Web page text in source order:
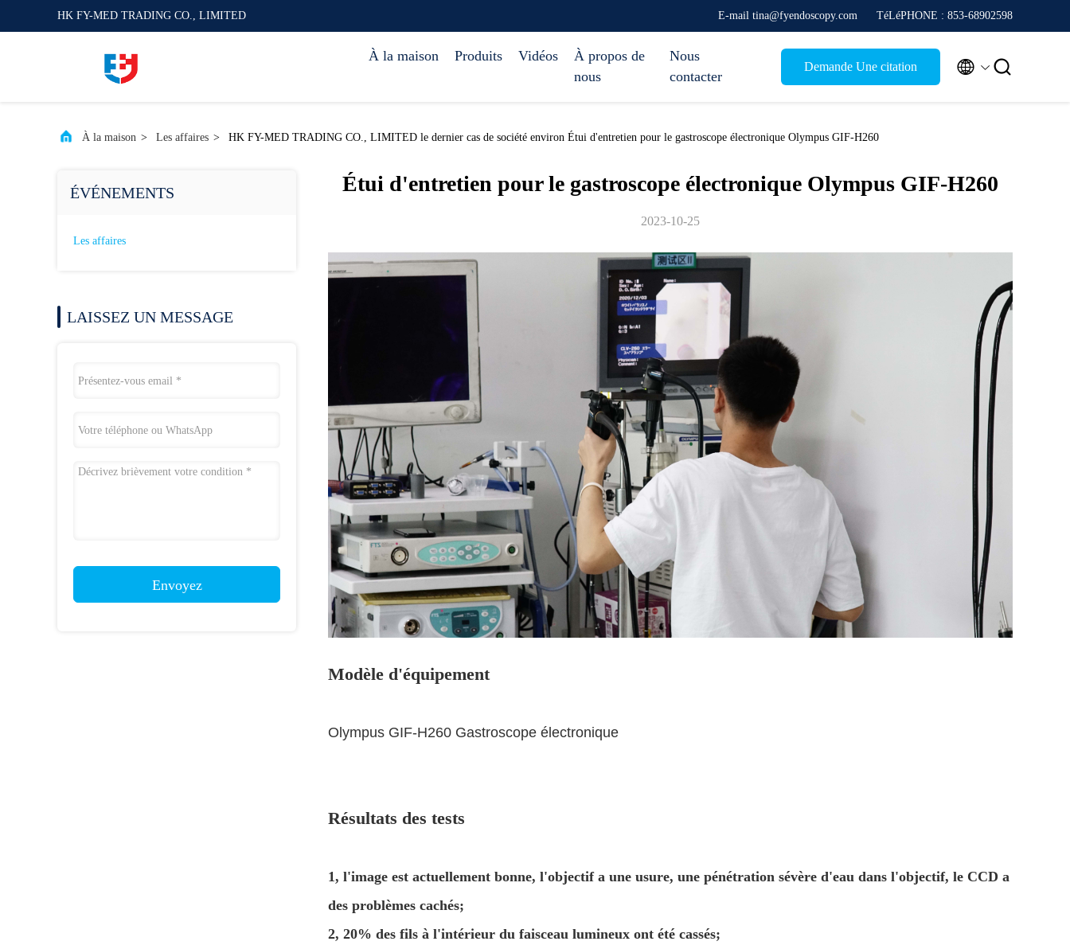
HK FY-MED TRADING CO., LIMITED E-mail tina@fyendoscopy.com TéLéPHONE : 853-68902598
À la maison Produits Vidéos
À propos de
nous
Nous
contacter
Demande Une citation  
À la maison > Les affaires > HK FY-MED TRADING CO., LIMITED le dernier cas de société environ Étui d'entretien pour le gastroscope électronique Olympus GIF-H260
ÉVÉNEMENTS
Les affaires
LAISSEZ UN MESSAGE
Envoyez
Étui d'entretien pour le gastroscope électronique Olympus GIF-H260
2023-10-25
Modèle d'équipement
Olympus GIF-H260 Gastroscope électronique
Résultats des tests
1, l'image est actuellement bonne, l'objectif a une usure, une pénétration sévère d'eau dans l'objectif, le CCD a
des problèmes cachés;
2, 20% des fils à l'intérieur du faisceau lumineux ont été cassés;